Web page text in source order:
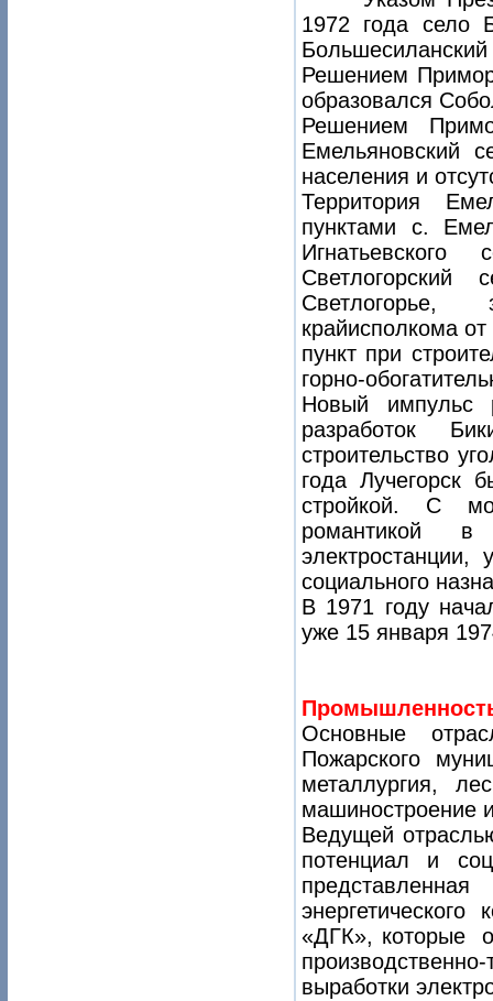
1972 года село
Решением
образовался
Решением
Емельяновский
населения и
Территория
пунктами с.
Светлогорский
Светлогорье,
крайисполкома
пункт при
горно-
Новый импульс
разработок
строительство
года Лучегорск
стройкой. С
романтикой в
социального
В 1971 году
уже 15 января
Основные
Пожарского
металлургия,
машиностроение
Ведущей
потенциал и
«ДГК», которые
выработки